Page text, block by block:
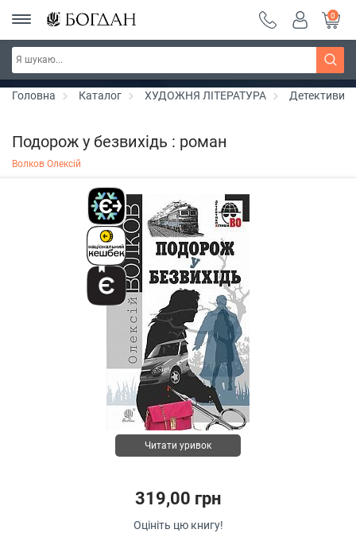
РОЗПРОДАЖ ~ 150 грн ~ 200 грн ~ 250 грн ~
300 грн ~ РОЗПРОДАЖ
Дізнатись більше
0
Головна Каталог ХУДОЖНЯ ЛІТЕРАТУРА Детективи
Подорож у безвихідь : роман
Волков Олексій
Читати уривок
319,00 грн
Оцініть цю книгу!